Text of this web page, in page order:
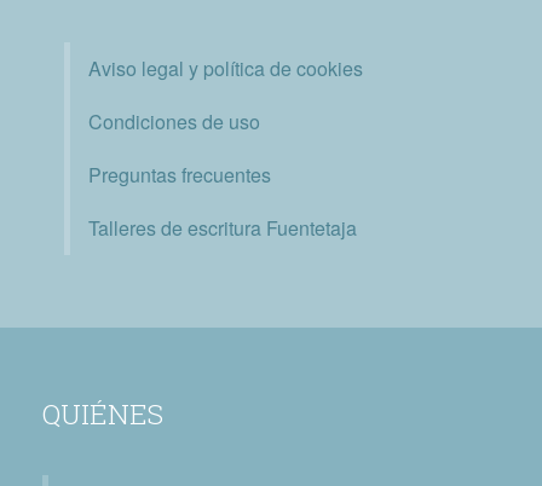
Aviso legal y política de cookies
Condiciones de uso
Preguntas frecuentes
Talleres de escritura Fuentetaja
QUIÉNES